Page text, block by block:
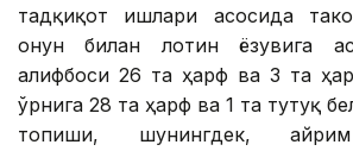
тадқиқот ишлари асосида
Қонун билан лотин ёзувига
алифбоси 26 та ҳарф ва 3 та
ўрнига 28 та ҳарф ва 1 та тутуқ
топиши, шунингдек, айрим